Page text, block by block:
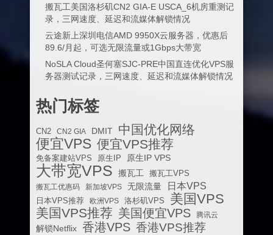
搬瓦工美国洛杉矶CN2 GIA-E USCA_6机房重测记
录，三网速度、延迟和流媒体解锁情况
云途新上深圳电信AMD 9950X云服务器，优惠后
89.6/月起，可选无限流量或1Gbps大带宽
NoSLA Cloud圣何塞SJC-PRE中国直连优化VPS服
务器测试记录，三网速度、延迟和流媒体解锁情况
热门标签
CN2 CN2 GIA DMIT 中国优化网络
便宜VPS 便宜VPS推荐
免备案建站VPS 原生IP 原生IP VPS
大带宽VPS 搬瓦工
搬瓦工VPS
搬瓦工优惠码
新加坡VPS 无限流量 日本VPS
日本VPS推荐 欧洲VPS 洛杉矶VPS 美国VPS
美国VPS推荐 美国便宜VPS 腾讯云
解锁Netflix 香港VPS 香港VPS推荐